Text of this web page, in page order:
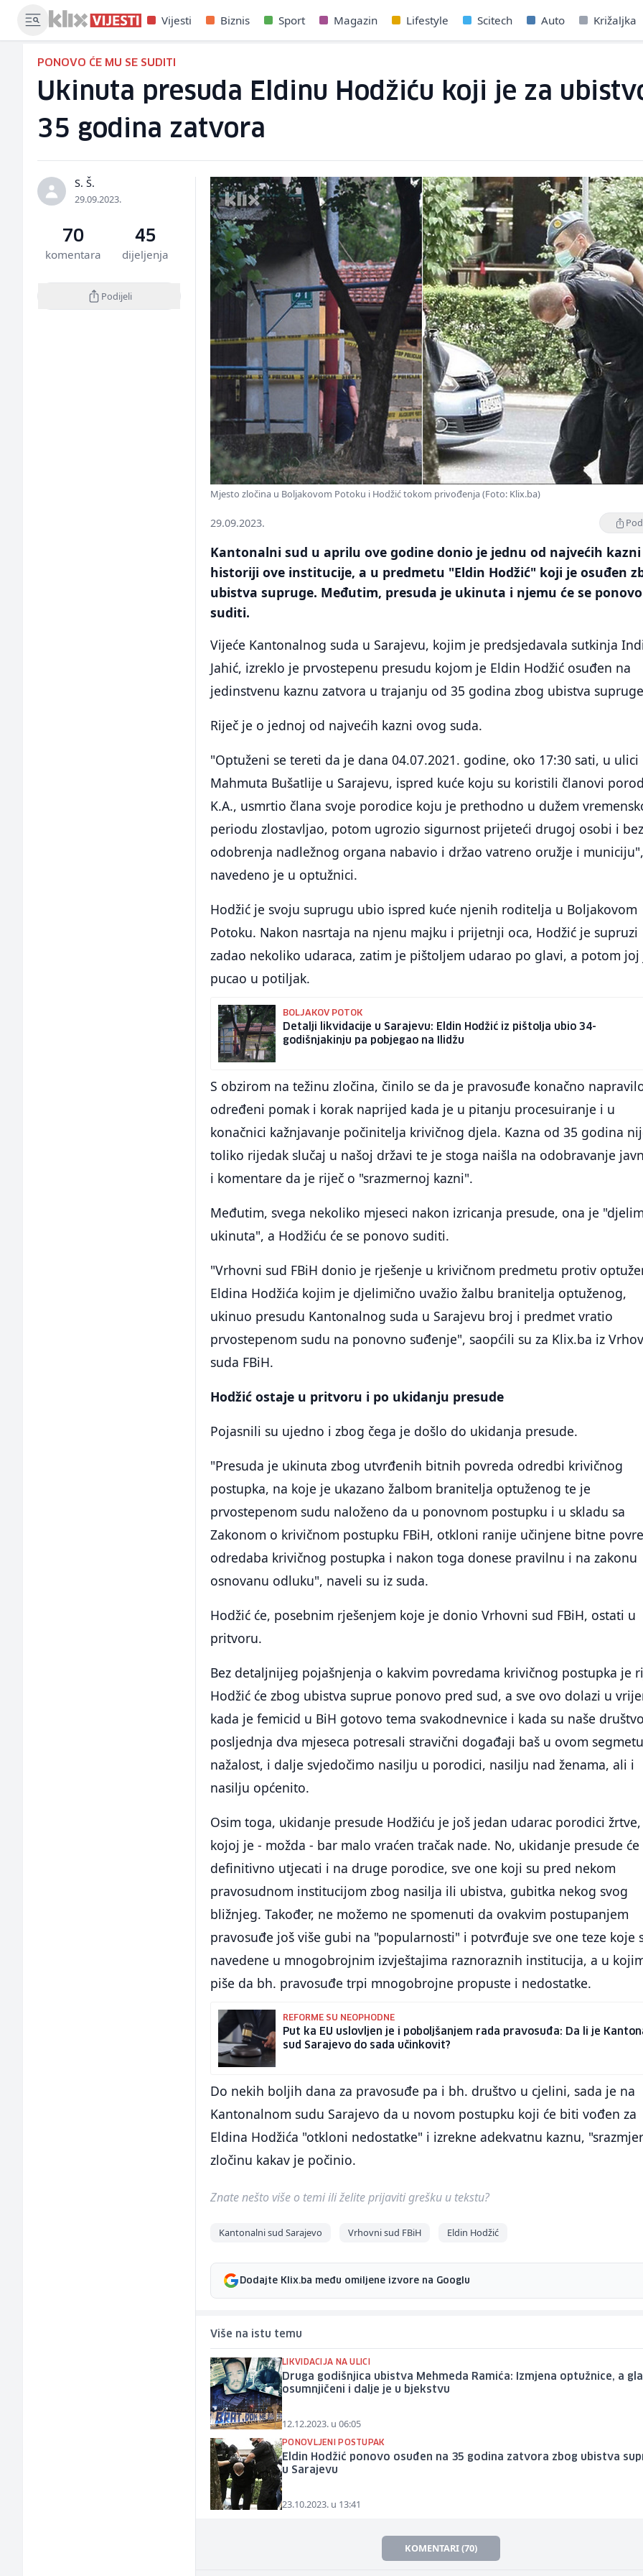
Vijesti Biznis Sport Magazin Lifestyle Scitech Auto Križaljka
PONOVO ĆE MU SE SUDITI
Ukinuta presuda Eldinu Hodžiću koji je za
35 godina zatvora
S. Š.
29.09.2023.
70
komentara
45
dijeljenja
Podijeli
Mjesto zločina u Boljakovom Potoku i Hodžić tokom privođenja (Foto: Klix.ba)
29.09.2023.
Kantonalni sud u aprilu ove godine donio je jednu od najvećih
historiji ove institucije, a u predmetu "Eldin Hodžić" koji je osuđen
ubistva supruge. Međutim, presuda je ukinuta i njemu će se ponovo
suditi.
Vijeće Kantonalnog suda u Sarajevu, kojim je predsjedavala sutkinja
Jahić, izreklo je prvostepenu presudu kojom je Eldin Hodžić osuđen na
jedinstvenu kaznu zatvora u trajanju od 35 godina zbog ubistva
Riječ je o jednoj od najvećih kazni ovog suda.
"Optuženi se tereti da je dana 04.07.2021. godine, oko 17:30 sati, u ulici
Mahmuta Bušatlije u Sarajevu, ispred kuće koju su koristili članovi
K.A., usmrtio člana svoje porodice koju je prethodno u dužem
periodu zlostavljao, potom ugrozio sigurnost prijeteći drugoj osobi i bez
odobrenja nadležnog organa nabavio i držao vatreno oružje i municiju",
navedeno je u optužnici.
Hodžić je svoju suprugu ubio ispred kuće njenih roditelja u Boljakovom
Potoku. Nakon nasrtaja na njenu majku i prijetnji oca, Hodžić je supruzi
zadao nekoliko udaraca, zatim je pištoljem udarao po glavi, a potom joj
pucao u potiljak.
BOLJAKOV POTOK
Detalji likvidacije u Sarajevu: Eldin Hodžić iz pištolja ubio 34-
godišnjakinju pa pobjegao na Ilidžu
S obzirom na težinu zločina, činilo se da je pravosuđe konačno
određeni pomak i korak naprijed kada je u pitanju procesuiranje i u
konačnici kažnjavanje počinitelja krivičnog djela. Kazna od 35 godina
toliko rijedak slučaj u našoj državi te je stoga naišla na odobravanje
i komentare da je riječ o "srazmernoj kazni".
Međutim, svega nekoliko mjeseci nakon izricanja presude, ona je
ukinuta", a Hodžiću će se ponovo suditi.
"Vrhovni sud FBiH donio je rješenje u krivičnom predmetu protiv
Eldina Hodžića kojim je djelimično uvažio žalbu branitelja optuženog,
ukinuo presudu Kantonalnog suda u Sarajevu broj i predmet vratio
prvostepenom sudu na ponovno suđenje", saopćili su za Klix.ba iz
suda FBiH.
Hodžić ostaje u pritvoru i po ukidanju presude
Pojasnili su ujedno i zbog čega je došlo do ukidanja presude.
"Presuda je ukinuta zbog utvrđenih bitnih povreda odredbi krivičnog
postupka, na koje je ukazano žalbom branitelja optuženog te je
prvostepenom sudu naloženo da u ponovnom postupku i u skladu sa
Zakonom o krivičnom postupku FBiH, otkloni ranije učinjene bitne
odredaba krivičnog postupka i nakon toga donese pravilnu i na zakonu
osnovanu odluku", naveli su iz suda.
Hodžić će, posebnim rješenjem koje je donio Vrhovni sud FBiH, ostati u
pritvoru.
Bez detaljnijeg pojašnjenja o kakvim povredama krivičnog postupka je
Hodžić će zbog ubistva suprue ponovo pred sud, a sve ovo dolazi u
kada je femicid u BiH gotovo tema svakodnevnice i kada su naše
posljednja dva mjeseca potresali stravični događaji baš u ovom
nažalost, i dalje svjedočimo nasilju u porodici, nasilju nad ženama, ali i
nasilju općenito.
Osim toga, ukidanje presude Hodžiću je još jedan udarac porodici žrtve,
kojoj je - možda - bar malo vraćen tračak nade. No, ukidanje presude će
definitivno utjecati i na druge porodice, sve one koji su pred nekom
pravosudnom institucijom zbog nasilja ili ubistva, gubitka nekog svog
bližnjeg. Također, ne možemo ne spomenuti da ovakvim postupanjem
pravosuđe još više gubi na "popularnosti" i potvrđuje sve one teze koje
navedene u mnogobrojnim izvještajima raznoraznih institucija, a u
piše da bh. pravosuđe trpi mnogobrojne propuste i nedostatke.
REFORME SU NEOPHODNE
Put ka EU uslovljen je i poboljšanjem rada pravosuđa: Da li je
sud Sarajevo do sada učinkovit?
Do nekih boljih dana za pravosuđe pa i bh. društvo u cjelini, sada je na
Kantonalnom sudu Sarajevo da u novom postupku koji će biti vođen za
Eldina Hodžića "otkloni nedostatke" i izrekne adekvatnu kaznu,
zločinu kakav je počinio.
Znate nešto više o temi ili želite prijaviti grešku u tekstu?
Kantonalni sud Sarajevo Vrhovni sud FBiH Eldin Hodžić
Dodajte Klix.ba među omiljene izvore na Googlu
Više na istu temu
LIKVIDACIJA NA ULICI
Druga godišnjica ubistva Mehmeda Ramića: Izmjena optužnice, a
osumnjičeni i dalje je u bjekstvu
12.12.2023. u 06:05
PONOVLJENI POSTUPAK
Eldin Hodžić ponovo osuđen na 35 godina zatvora zbog ubistva
u Sarajevu
23.10.2023. u 13:41
KOMENTARI (70)